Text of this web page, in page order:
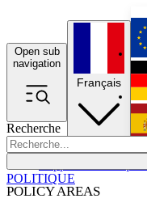
Open sub
navigation
Recherche
POLICY AREAS
Français
POLITIQUE